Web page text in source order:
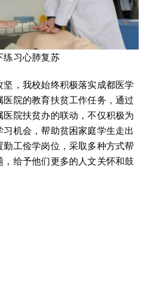
练习心肺复苏
，我校始终积极落实成都医学
院的教育扶贫工作任务，通过
院扶贫办的联动，不仅积极为
机会，帮助贫困家庭学生走出
工俭学岗位，采取多种方式帮
给予他们更多的人文关怀和鼓